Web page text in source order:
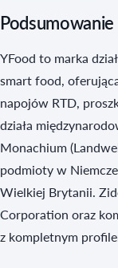
Podsumowanie
YFood to marka
smart food,
napojów RTD,
działa
Monachium
podmioty w
Wielkiej Brytanii.
Corporation oraz
z kompletnym